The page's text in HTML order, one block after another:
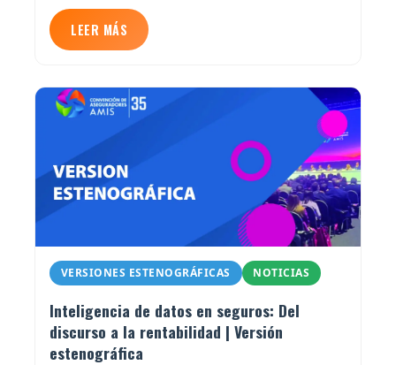
LEER MÁS
VERSIONES ESTENOGRÁFICAS NOTICIAS
Inteligencia de datos en seguros: Del
discurso a la rentabilidad | Versión
estenográfica